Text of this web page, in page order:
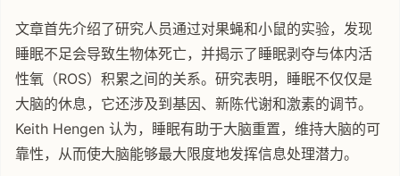
文章首先介绍了研究人员通过对果蝇和小鼠的实验，发现
睡眠不足会导致生物体死亡，并揭示了睡眠剥夺与体内活
性氧（ROS）积累之间的关系。研究表明，睡眠不仅仅是
大脑的休息，它还涉及到基因、新陈代谢和激素的调节。
Keith Hengen 认为，睡眠有助于大脑重置，维持大脑的可
靠性，从而使大脑能够最大限度地发挥信息处理潜力。